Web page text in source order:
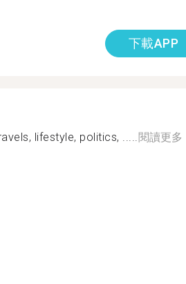
下載APP
lifestyle, politics, .....閱讀更多